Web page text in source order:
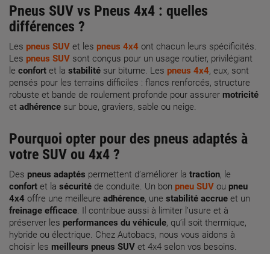
Pneus SUV vs Pneus 4x4 : quelles
différences ?
Les pneus SUV et les pneus 4x4 ont chacun leurs spécificités.
Les pneus SUV sont conçus pour un usage routier, privilégiant
le confort et la stabilité sur bitume. Les pneus 4x4, eux, sont
pensés pour les terrains difficiles : flancs renforcés, structure
robuste et bande de roulement profonde pour assurer motricité
et adhérence sur boue, graviers, sable ou neige.
Pourquoi opter pour des pneus adaptés à
votre SUV ou 4x4 ?
Des pneus adaptés permettent d’améliorer la traction, le
confort et la sécurité de conduite. Un bon pneu SUV ou pneu
4x4 offre une meilleure adhérence, une stabilité accrue et un
freinage efficace. Il contribue aussi à limiter l’usure et à
préserver les performances du véhicule, qu’il soit thermique,
hybride ou électrique. Chez Autobacs, nous vous aidons à
choisir les meilleurs pneus SUV et 4x4 selon vos besoins.